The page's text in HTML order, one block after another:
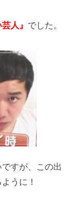
人』 でした。
すが、この出
うに！